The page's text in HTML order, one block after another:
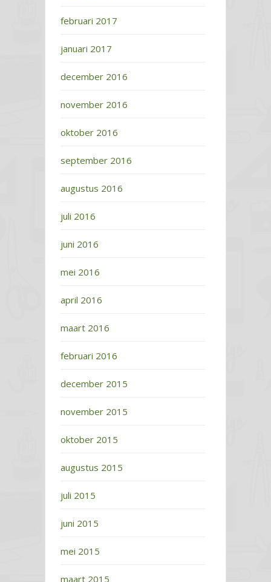
februari 2017
januari 2017
december 2016
november 2016
oktober 2016
september 2016
augustus 2016
juli 2016
juni 2016
mei 2016
april 2016
maart 2016
februari 2016
december 2015
november 2015
oktober 2015
augustus 2015
juli 2015
juni 2015
mei 2015
maart 2015